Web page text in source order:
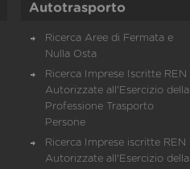
Autotrasporto
Ricerca Aree di Fermata e
Nulla Osta
Ricerca Imprese Iscritte REN
Autorizzate all'Esercizio della
Professione Trasporto
Persone
Ricerca Imprese iscritte REN
Autorizzate all'Esercizio della